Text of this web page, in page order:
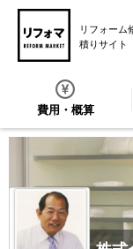
リフォーム
積りサイト
費用・概算